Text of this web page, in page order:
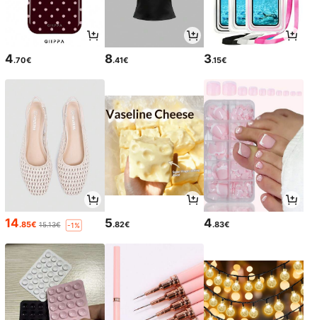
4.70€ 8.41€ 3.15€
14.85€ 15.13€ -1% 5.82€ 4.83€